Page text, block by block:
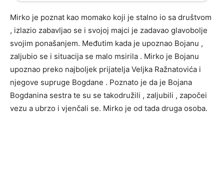
Mirko je poznat kao momako koji je stalno io sa društvom
, izlazio zabavljao se i svojoj majci je zadavao glavobolje
svojim ponašanjem. Međutim kada je upoznao Bojanu ,
zaljubio se i situacija se malo msirila . Mirko je Bojanu
upoznao preko najboljek prijatelja Veljka Ražnatovića i
njegove supruge Bogdane . Poznato je da je Bojana
Bogdanina sestra te su se takodružili , zaljubili , započei
vezu a ubrzo i vjenčali se. Mirko je od tada druga osoba.